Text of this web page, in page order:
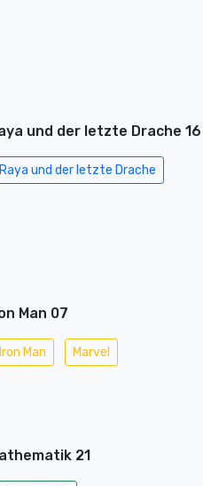
und der letzte Drache 16
Raya und der letzte Drache
Man 07
Iron Man Marvel
21